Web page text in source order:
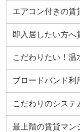
エアコン付きの賃
即入居したい方へ
こだわりたい！温
ブロードバンド利
こだわりのシステ
最上階の賃貸マン